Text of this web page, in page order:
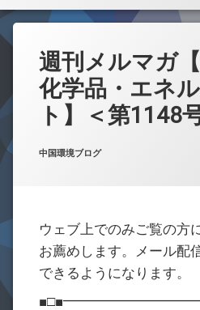
中文
お問合せ
週刊メルマガ
化学品・エネ
ト】＜第1148
Posted on 2024年12月24日
Updated on 2024年12月24日
byw059105
カテゴリー:
中国環境ブログ
ウェブ上でのみご覧の方
お薦めします。メール配
できるようになります。